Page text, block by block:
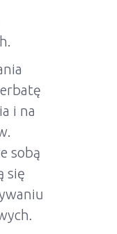
i na
sobą
się